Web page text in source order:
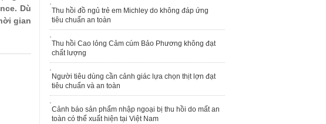
Dù
gian
Thu hồi đồ ngủ trẻ em Michley do không đáp ứng
tiêu chuẩn an toàn
Thu hồi Cao lỏng Cảm cúm Bảo Phương không đạt
chất lượng
Người tiêu dùng cần cảnh giác lựa chọn thịt lợn đạt
tiêu chuẩn và an toàn
Cảnh báo sản phẩm nhập ngoại bị thu hồi do mất an
toàn có thể xuất hiện tại Việt Nam